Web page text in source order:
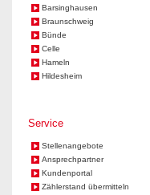
Barsinghausen
Braunschweig
Bünde
Celle
Hameln
Hildesheim
Service
Stellenangebote
Ansprechpartner
Kundenportal
Zählerstand übermitteln